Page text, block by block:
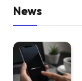
News